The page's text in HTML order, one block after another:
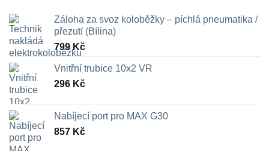
Záloha za svoz koloběžky – píchlá pneumatika /
přezutí (Bílina)
799Kč
Vnitřní trubice 10x2 VR
296 Kč
Nabíjecí port pro MAX G30
857 Kč